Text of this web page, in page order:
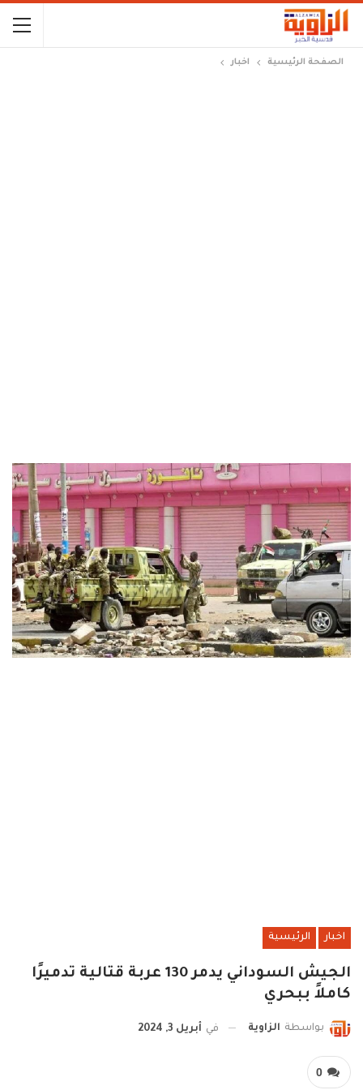
الصفحة الرئيسية اخبار
اخبار الرئيسية
الجيش السوداني يدمر 130 عربة قتالية تدميرًا
كاملاً ببحري
بواسطة الزاوية في أبريل 3, 2024
0